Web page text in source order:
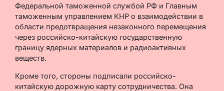
Федеральной таможенной службой РФ и Главным
таможенным управлением КНР о взаимодействии в
области предотвращения незаконного перемещения
через российско-китайскую государственную
границу ядерных материалов и радиоактивных
веществ.
Кроме того, стороны подписали российско-
китайскую дорожную карту сотрудничества. Она